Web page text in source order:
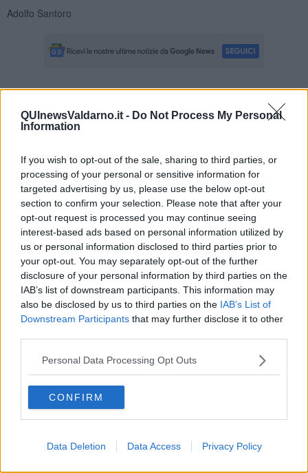
QUInewsValdarno.it - Do Not Process My Personal
Information
If you wish to opt-out of the sale, sharing to third parties, or
processing of your personal or sensitive information for
targeted advertising by us, please use the below opt-out
section to confirm your selection. Please note that after your
opt-out request is processed you may continue seeing
interest-based ads based on personal information utilized by
us or personal information disclosed to third parties prior to
your opt-out. You may separately opt-out of the further
disclosure of your personal information by third parties on the
IAB’s list of downstream participants. This information may
also be disclosed by us to third parties on the IAB’s List of
Downstream Participants that may further disclose it to other
Personal Data Processing Opt Outs
CONFIRM
Data Deletion Data Access Privacy Policy
Adolfo Santoro
Se vuoi leggere le notizie principali della Toscana iscriviti alla
Newsletter QUInews - ToscanaMedia.Arriva gratis tutti i giorni
alle 20:00 direttamente nella tua casella di posta.
Ti potrebbe interessare anche:
Articoli dal Blog “Disincantato” di Adolfo Santoro
​Un esempio di civismo
​Linee guida per organizzare il civismo della complessità
​Il ripristino della natura secondo la legge e l’impegno dei
Cittadini
Il nesso tra cambiamenti climatici e salute umana
Tutti morimmo a stento (3)
Tutti morimmo a stento (2)
​Tutti morimmo a stento (1)
Un manuale essenziale per seguire il CORRIDOIO BLU
Il corridoio blu
​Il cronoprogramma ottimale verso il full electric sui traghetti
​I costi dell’adeguamento al cold ironing
Alcune domande da esordiente agli esperti che decidono le
sorti dell’Elba
​La Scienza dei Cittadini e i Cittadini per l’Aria
Trump e le sue guerre contro i deboli e contro la terra